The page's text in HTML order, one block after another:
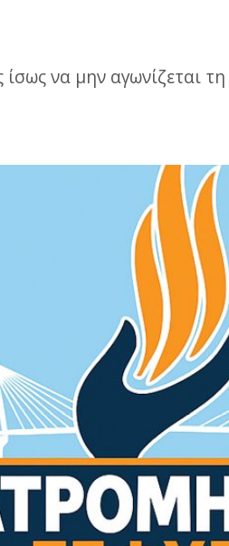
να μην αγωνίζεται